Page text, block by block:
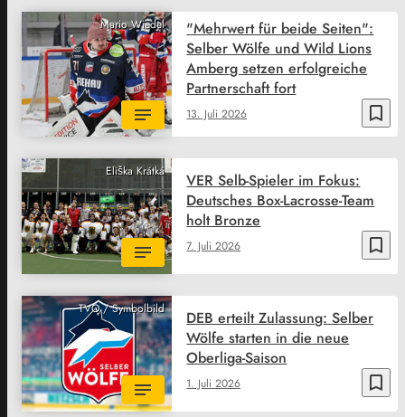
Mario Wiedel
bookmark_border
13. Juli 2026
"Mehrwert für beide Seiten":
Selber Wölfe und Wild Lions
Amberg setzen erfolgreiche
Partnerschaft fort
Eliška Krátká
bookmark_border
7. Juli 2026
VER Selb-Spieler im Fokus:
Deutsches Box-Lacrosse-Team
holt Bronze
TVO / Symbolbild
bookmark_border
1. Juli 2026
DEB erteilt Zulassung: Selber
Wölfe starten in die neue
Oberliga-Saison